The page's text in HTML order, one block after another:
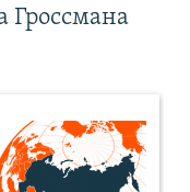
Гроссмана